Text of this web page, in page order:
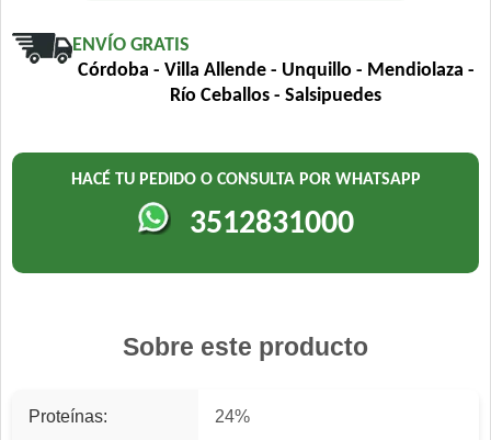
ENVÍO GRATIS
Córdoba - Villa Allende - Unquillo - Mendiolaza -
Río Ceballos - Salsipuedes
HACÉ TU PEDIDO O CONSULTA POR WHATSAPP
3512831000
Sobre este producto
Proteínas: 24%